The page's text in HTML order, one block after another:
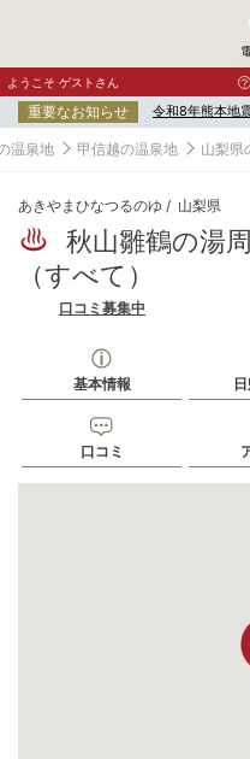
ようこそ ゲストさん
重要なお知らせ 令和8年熊本地
温泉地 甲信越の温泉地 山梨県
あきやまひなつるのゆ 山梨県
秋山雛鶴の湯
（すべて）
口コミ募集中
基本情報
口コミ